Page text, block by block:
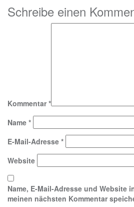
Schreibe einen
Kommentar*
Name *
E-Mail-Adresse *
Website
Name, E-Mail-Adresse und Website
meinen nächsten Kommentar